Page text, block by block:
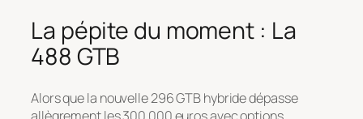
La pépite du moment : La
488 GTB
Alors que la nouvelle 296 GTB hybride dépasse
allègrement les 300 000 euros avec options,